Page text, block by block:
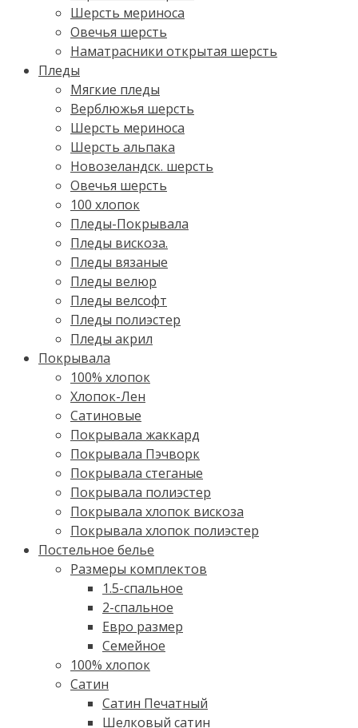
Шерсть мериноса
Овечья шерсть
Наматрасники открытая шерсть
Пледы
Мягкие пледы
Верблюжья шерсть
Шерсть мериноса
Шерсть альпака
Новозеландск. шерсть
Овечья шерсть
100 хлопок
Пледы-Покрывала
Пледы вискоза.
Пледы вязаные
Пледы велюр
Пледы велсофт
Пледы полиэстер
Пледы акрил
Покрывала
100% хлопок
Хлопок-Лен
Сатиновые
Покрывала жаккард
Покрывала Пэчворк
Покрывала стеганые
Покрывала полиэстер
Покрывала хлопок вискоза
Покрывала хлопок полиэстер
Постельное белье
Размеры комплектов
1.5-спальное
2-спальное
Евро размер
Семейное
100% хлопок
Cатин
Сатин Печатный
Шелковый сатин